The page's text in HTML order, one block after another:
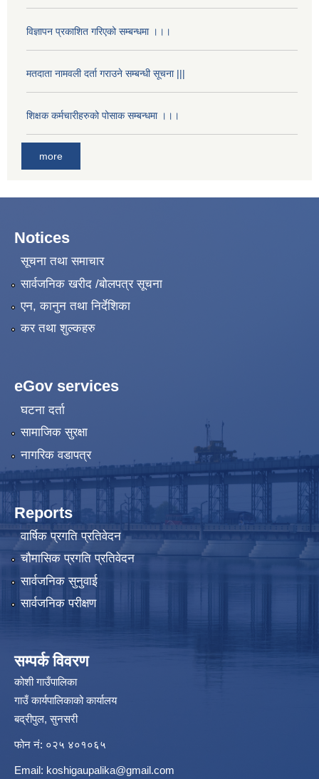
विज्ञापन प्रकाशित गरिएको सम्बन्धमा ।।।
मतदाता नामवली दर्ता गराउने सम्बन्धी सूचना |||
शिक्षक कर्मचारीहरुको पोसाक सम्बन्धमा ।।।
more
Notices
सूचना तथा समाचार
सार्वजनिक खरीद /बोलपत्र सूचना
एन, कानुन तथा निर्देशिका
कर तथा शुल्कहरु
eGov services
घटना दर्ता
सामाजिक सुरक्षा
नागरिक वडापत्र
Reports
वार्षिक प्रगति प्रतिवेदन
चौमासिक प्रगति प्रतिवेदन
सार्वजनिक सुनुवाई
सार्वजनिक परीक्षण
सम्पर्क विवरण
कोशी गाउँपालिका
गाउँ कार्यपालिकाको कार्यालय
बद्रीपुल, सुनसरी
फोन नं: ०२५ ४०१०६५
Email: koshigaupalika@gmail.com